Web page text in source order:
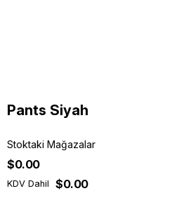
Pants Siyah
Stoktaki Mağazalar
$0.00
KDV Dahil $0.00